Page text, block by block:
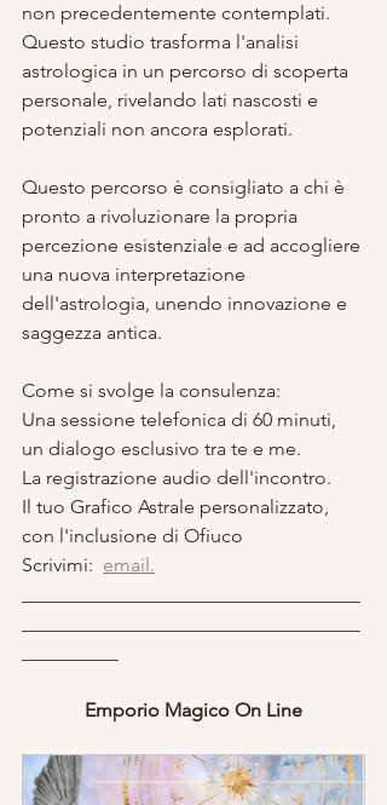
non precedentemente contemplati.
Questo studio trasforma l'analisi
astrologica in un percorso di scoperta
personale, rivelando lati nascosti e
potenziali non ancora esplorati.
Questo percorso è consigliato a chi è
pronto a rivoluzionare la propria
percezione esistenziale e ad accogliere
una nuova interpretazione
dell'astrologia, unendo innovazione e
saggezza antica.
Come si svolge la consulenza:
Una sessione telefonica di 60 minuti,
un dialogo esclusivo tra te e me.
La registrazione audio dell'incontro.
Il tuo Grafico Astrale personalizzato,
con l'inclusione di Ofiuco
Scrivimi: email.
Emporio Magico On Line